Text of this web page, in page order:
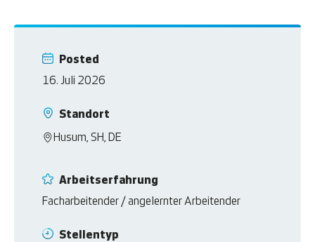
Posted
16. Juli 2026
Standort
Husum, SH, DE
Arbeitserfahrung
Facharbeitender / angelernter Arbeitender
Stellentyp